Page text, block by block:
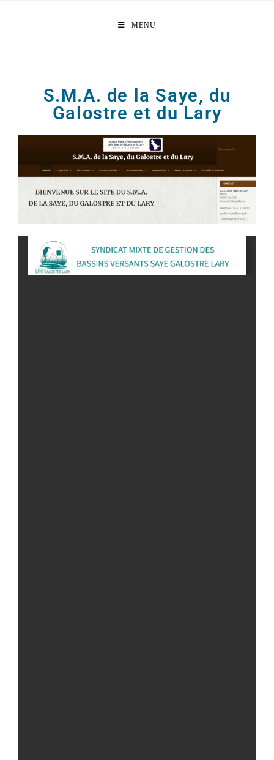
MENU
S.M.A. de la Saye, du
Galostre et du Lary